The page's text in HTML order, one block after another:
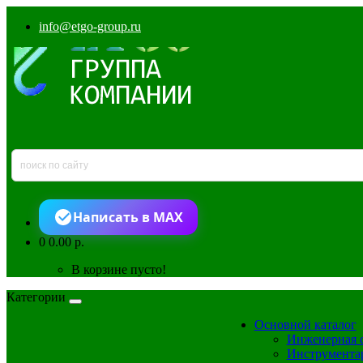
info@etgo-group.ru
Написать в MAX
00.00 р.
В корзине пусто!
Категории
Основной каталог
Инженерная